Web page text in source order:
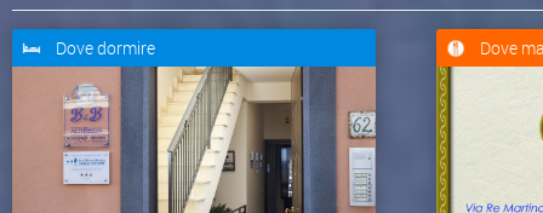
Dove dormire Dove